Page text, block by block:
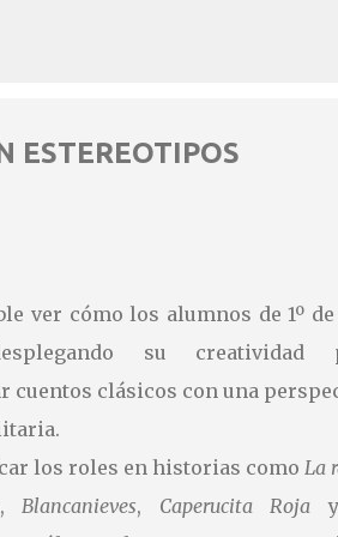
a vuestras ideas y compartir con otros el
personas . Así que, ¡no lo dudéis!
publicado en La Región ! ¡Animaos a
las bases:
ESTEREOTIPOS
ver cómo los alumnos de 1º de
su creatividad
cuentos clásicos con una
los roles en historias como La
,Blancanieves, Caperucita Roja